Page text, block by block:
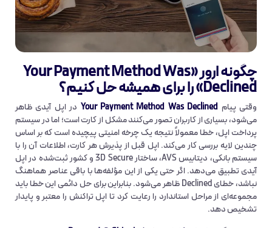
چگونه ارور «Your Payment Method Was
Declined» را برای همیشه حل کنیم؟
وقتی پیام Your Payment Method Was Declined در اپل آیدی ظاهر
می‌شود، بسیاری از کاربران تصور می‌کنند مشکل از کارت است؛ اما در سیستم
پرداخت اپل، خطا معمولاً نتیجه یک چرخه امنیتی پیچیده است که بر اساس
چندین لایه بررسی کار می‌کند. اپل قبل از پذیرش هر کارت، اطلاعات آن را با
سیستم بانکی، دیتابیس AVS، ساختار 3D Secure و کشور ثبت‌شده در اپل
آیدی تطبیق می‌دهد. اگر حتی یکی از این مؤلفه‌ها با باقی عناصر هماهنگ
نباشد، خطای Declined ظاهر می‌شود. بنابراین برای حل دائمی این خطا باید
مجموعه‌ای از مراحل استاندارد را رعایت کرد تا اپل تراکنش را معتبر و پایدار
تشخیص دهد.